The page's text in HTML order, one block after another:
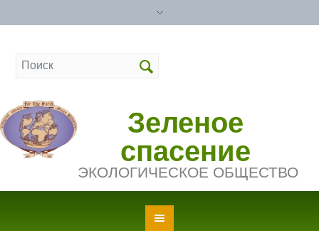
Зеленое
спасение
ЭКОЛОГИЧЕСКОЕ ОБЩЕСТВО